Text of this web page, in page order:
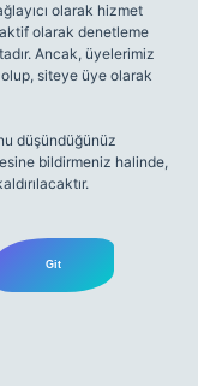
olarak hizmet
olarak denetleme
Ancak, üyelerimiz
siteye üye olarak
düşündüğünüz
bildirmeniz halinde,